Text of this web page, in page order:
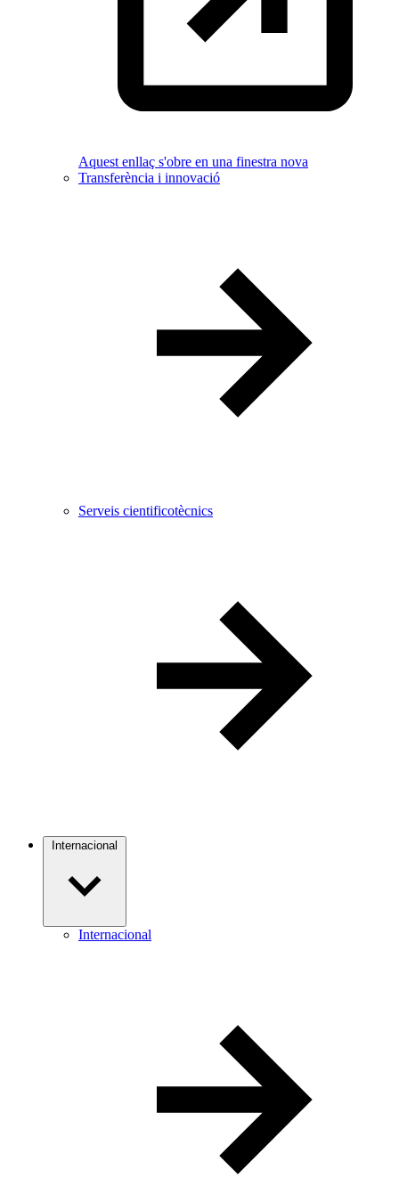
Aquest enllaç s'obre en una finestra nova
Transferència i innovació
Serveis cientificotècnics
Internacional
Internacional